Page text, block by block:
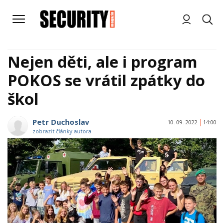
Nejen děti, ale i program
POKOS se vrátil zpátky do
škol
Petr Duchoslav
zobrazit články autora
10. 09. 2022 14:00